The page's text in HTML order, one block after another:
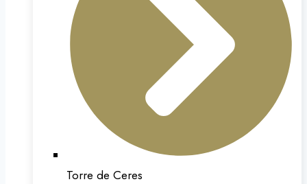
Torre de Ceres